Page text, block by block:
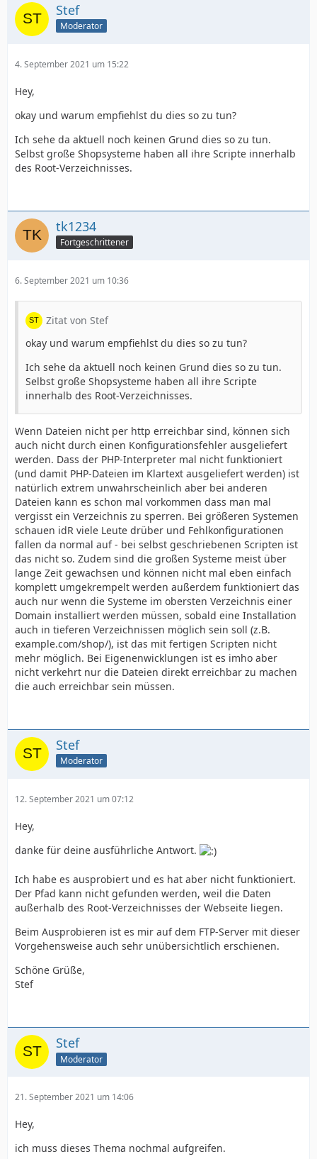
Stef
Moderator
4. September 2021 um 15:22
Hey,
okay und warum empfiehlst du dies so zu tun?
Ich sehe da aktuell noch keinen Grund dies so zu tun.
Selbst große Shopsysteme haben all ihre Scripte innerhalb
des Root-Verzeichnisses.
tk1234
Fortgeschrittener
6. September 2021 um 10:36
Zitat von Stef
okay und warum empfiehlst du dies so zu tun?
Ich sehe da aktuell noch keinen Grund dies so zu tun.
Selbst große Shopsysteme haben all ihre Scripte
innerhalb des Root-Verzeichnisses.
Wenn Dateien nicht per http erreichbar sind, können sich
auch nicht durch einen Konfigurationsfehler ausgeliefert
werden. Dass der PHP-Interpreter mal nicht funktioniert
(und damit PHP-Dateien im Klartext ausgeliefert werden) ist
natürlich extrem unwahrscheinlich aber bei anderen
Dateien kann es schon mal vorkommen dass man mal
vergisst ein Verzeichnis zu sperren. Bei größeren Systemen
schauen idR viele Leute drüber und Fehlkonfigurationen
fallen da normal auf - bei selbst geschriebenen Scripten ist
das nicht so. Zudem sind die großen Systeme meist über
lange Zeit gewachsen und können nicht mal eben einfach
komplett umgekrempelt werden außerdem funktioniert das
auch nur wenn die Systeme im obersten Verzeichnis einer
Domain installiert werden müssen, sobald eine Installation
auch in tieferen Verzeichnissen möglich sein soll (z.B.
example.com/shop/), ist das mit fertigen Scripten nicht
mehr möglich. Bei Eigenenwicklungen ist es imho aber
nicht verkehrt nur die Dateien direkt erreichbar zu machen
die auch erreichbar sein müssen.
Stef
Moderator
12. September 2021 um 07:12
Hey,
danke für deine ausführliche Antwort.
Ich habe es ausprobiert und es hat aber nicht funktioniert.
Der Pfad kann nicht gefunden werden, weil die Daten
außerhalb des Root-Verzeichnisses der Webseite liegen.
Beim Ausprobieren ist es mir auf dem FTP-Server mit dieser
Vorgehensweise auch sehr unübersichtlich erschienen.
Schöne Grüße,
Stef
Stef
Moderator
21. September 2021 um 14:06
Hey,
ich muss dieses Thema nochmal aufgreifen.